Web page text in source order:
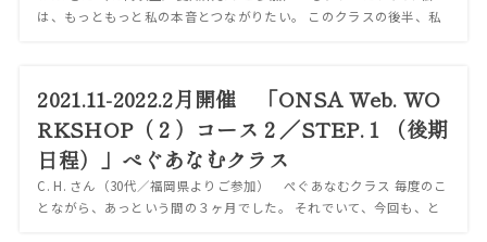
は、もっともっと私の本音とつながりたい。 このクラスの後半、私
2021.11-2022.2月開催 「ONSA Web. WO
RKSHOP（２）コース２／STEP.１（後期
日程）」ぺぐあなむクラス
C. H. さん（30代／福岡県よりご参加） ぺぐあなむクラス 毎度のこ
とながら、あっという間の３ヶ月でした。 それでいて、今回も、と